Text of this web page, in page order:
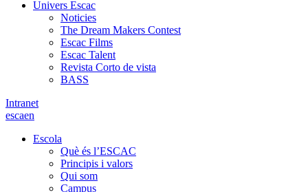
Univers Escac
Noticies
The Dream Makers Contest
Escac Films
Escac Talent
Revista Corto de vista
BASS
Intranet
escaen
Escola
Què és l’ESCAC
Principis i valors
Qui som
Campus